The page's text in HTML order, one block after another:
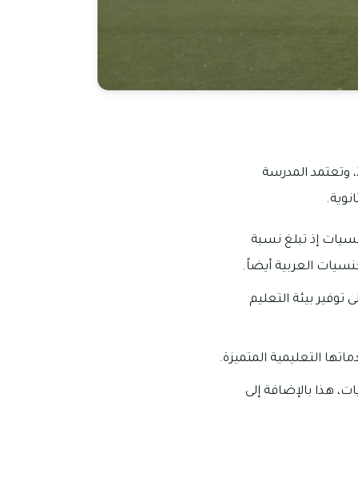
وهى واحدة من مدارس دبي التي قد تأسست في منطقة الورقاء في شهر سبتمبر من عام 2006، وتعتمد المدرسة
إذ تبلغ نسبة
بيئة التعليم
هذا بالإضافة إلى